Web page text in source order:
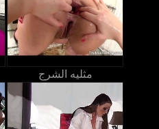
مثليه الشرج